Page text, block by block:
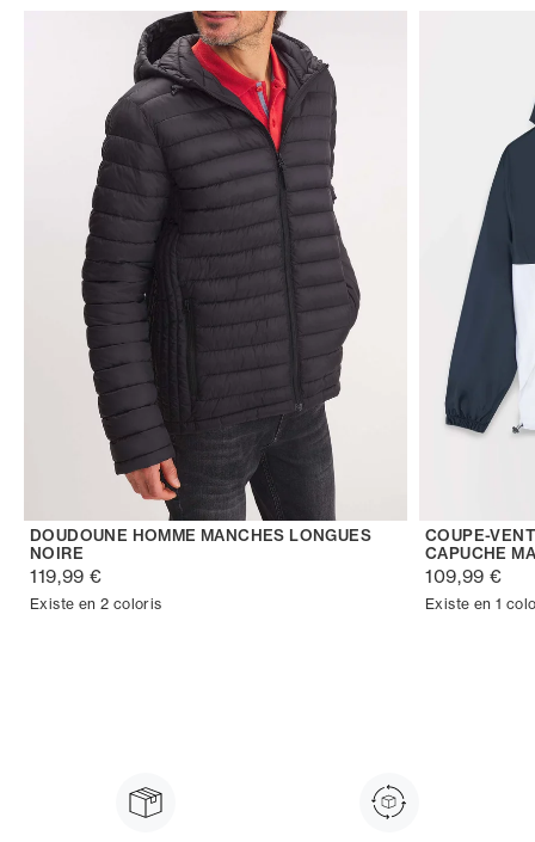
DOUDOUNE HOMME MANCHES LONGUES
NOIRE
119,99 €
Existe en 2 coloris
COUPE-
CAPUCHE
109,99 €
Existe en 1